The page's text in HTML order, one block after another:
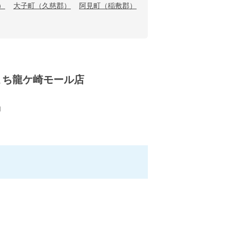
大子町（久慈郡） 阿見町（稲敷郡）
龍ケ崎モール店